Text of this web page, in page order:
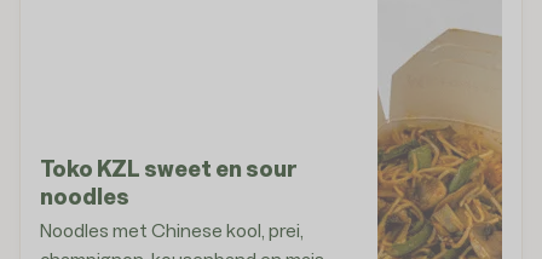
Toko KZL sweet en sour
noodles
Noodles met Chinese kool, prei,